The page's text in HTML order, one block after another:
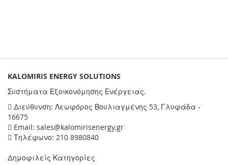
KALOMIRIS ENERGY SOLUTIONS
Συστήματα Εξοικονόμησης Ενέργειας.
Διεύθυνση: Λεωφόρος Βουλιαγμένης 53, Γλυφάδα -
16675
Email: sales@kalomirisenergy.gr
Τηλέφωνο: 210 8980840
Δημοφιλείς Κατηγορίες